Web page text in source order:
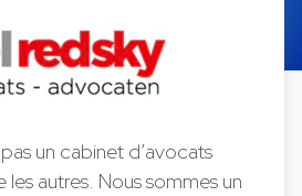
un cabinet d’avocats
les autres. Nous sommes un